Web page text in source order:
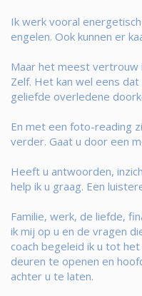
Ik werk vooral
engelen. Ook kunnen er
Maar het meest vertrouw
Zelf. Het kan wel eens
geliefde overledene
En met een foto-reading
verder. Gaat u door een
Heeft u antwoorden,
help ik u graag. Een
Familie, werk, de liefde,
ik mij op u en de vragen
coach begeleid ik u tot
deuren te openen en
achter u te laten.